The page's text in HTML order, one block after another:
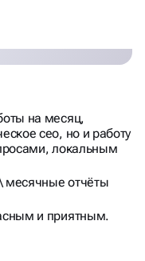
на месяц,
сео, но и работу
локальным
месячные отчёты
и приятным.